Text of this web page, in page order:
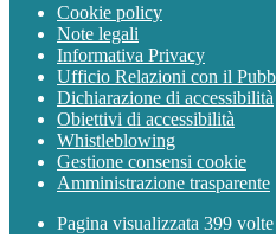
Cookie policy
Note legali
Informativa Privacy
Ufficio Relazioni con il
Dichiarazione di accessibilità
Obiettivi di accessibilità
Whistleblowing
Gestione consensi cookie
Amministrazione trasparente
Pagina visualizzata 399 volte